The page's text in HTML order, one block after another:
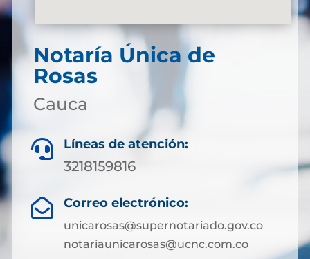
Notaría Única de
Rosas
Cauca
 Líneas de atención:
3218159816
 Correo electrónico:
unicarosas@supernotariado.gov.co
notariaunicarosas@ucnc.com.co